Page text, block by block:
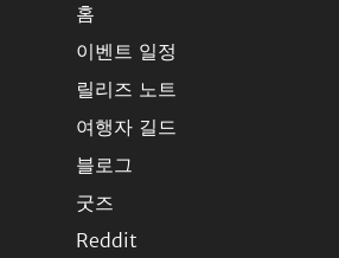
홈
이벤트 일정
릴리즈 노트
여행자 길드
블로그
굿즈
Reddit